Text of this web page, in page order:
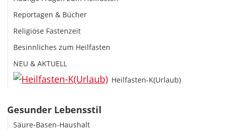
Reportagen & Bücher
Religiöse Fastenzeit
Besinnliches zum Heilfasten
NEU & AKTUELL
Heilfasten-K(Urlaub)
Gesunder Lebensstil
Säure-Basen-Haushalt